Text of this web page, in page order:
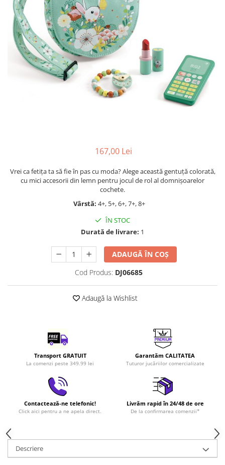
Jocuri cu dinozauri
Jucării de pluș
Jocuri educative pentru
școală/grădiniță
Agende
Cărţi de colorat, activități, apa
Accesorii diverse
LEGO Friends
LEGO Ninjago
LEGO Minecraft
LEGO DREAMZzz
LEGO Star Wars
LEGO Gabby s Dollhouse
LEGO Jurassic World
LEGO Creator Expert
LEGO Architecture
LEGO Speed Champions
167,00 Lei
Vrei ca fetița ta să fie în pas cu moda? Alege această gentuță colorată,
cu mici accesorii din lemn pentru jocul de rol al domnișoarelor
cochete.
Vârstă: 4+, 5+, 6+, 7+, 8+
ÎN STOC
Durată de livrare: 1
ADAUGĂ ÎN COȘ
Cod Produs: DJ06685
Adaugă la Wishlist
Transport GRATUIT
La comenzi peste 349.99 lei
Garantăm CALITATEA
Tuturor jucăriilor comercializate
Contactează-ne telefonic!
Click aici pentru a ne apela direct.
Livrăm rapid în 24/48 de ore
De la confirmarea comenzii*
Descriere